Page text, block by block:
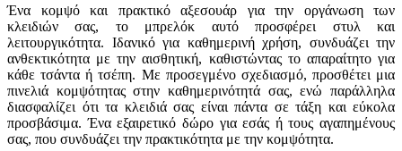
Ένα κομψό και πρακτικό αξεσουάρ για την οργάνωση των
κλειδιών σας, το μπρελόκ αυτό προσφέρει στυλ και
λειτουργικότητα. Ιδανικό για καθημερινή χρήση, συνδυάζει την
ανθεκτικότητα με την αισθητική, καθιστώντας το απαραίτητο για
κάθε τσάντα ή τσέπη. Με προσεγμένο σχεδιασμό, προσθέτει μια
πινελιά κομψότητας στην καθημερινότητά σας, ενώ παράλληλα
διασφαλίζει ότι τα κλειδιά σας είναι πάντα σε τάξη και εύκολα
προσβάσιμα. Ένα εξαιρετικό δώρο για εσάς ή τους αγαπημένους
σας, που συνδυάζει την πρακτικότητα με την κομψότητα.